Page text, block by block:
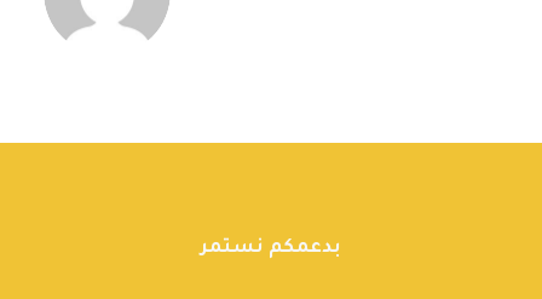
بدعمكم نستمر